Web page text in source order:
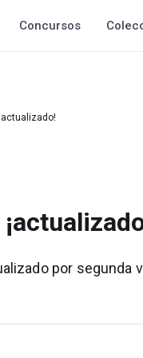
Concursos
por segunda